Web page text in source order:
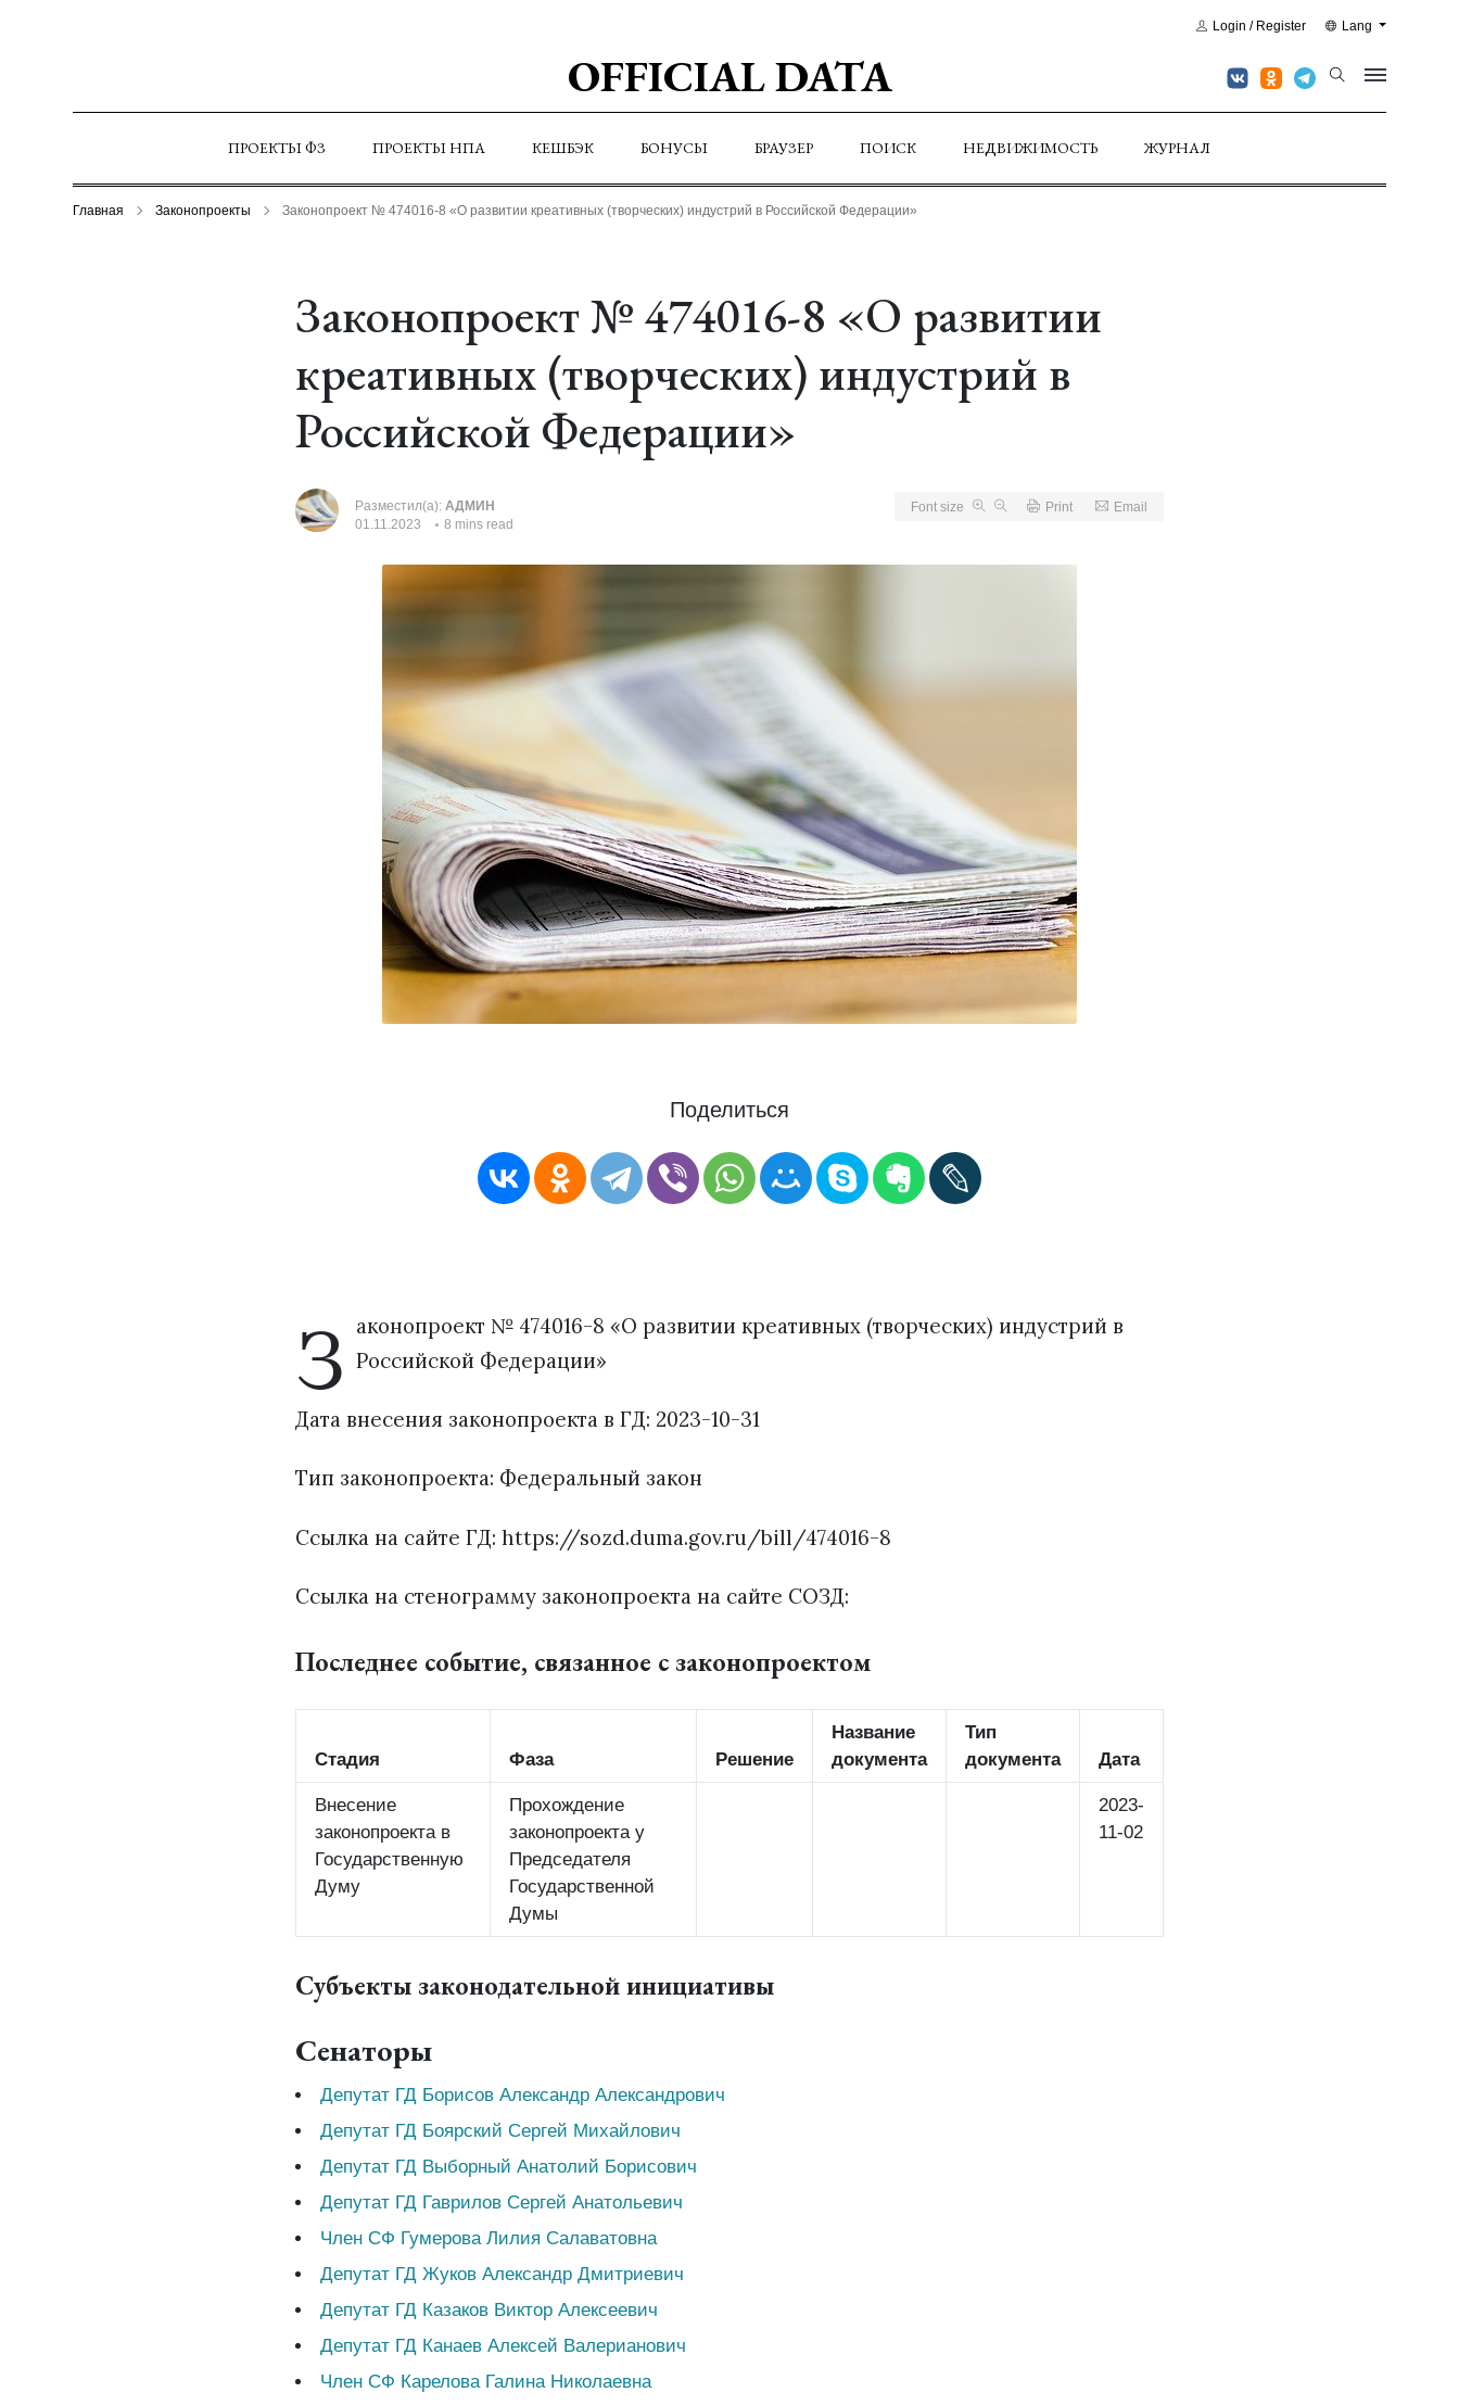
Login / Register Lang
OFFICIAL DATA
ПРОЕКТЫ ФЗ ПРОЕКТЫ НПА КЕШБЭК БОНУСЫ БРАУЗЕР ПОИСК НЕДВИЖИМОСТЬ ЖУРНАЛ
Главная Законопроекты Законопроект № 474016-8 «О развитии креативных (творческих) индустрий в Российской Федерации»
Законопроект № 474016-8 «О развитии
креативных (творческих) индустрий в
Российской Федерации»
Разместил(а): АДМИН
01.11.2023
8 mins read
Font size Print Email
Поделиться
З аконопроект № 474016-8 «О развитии креативных (творческих) индустрий в
Российской Федерации»
Дата внесения законопроекта в ГД: 2023-10-31
Тип законопроекта: Федеральный закон
Ссылка на сайте ГД: https://sozd.duma.gov.ru/bill/474016-8
Ссылка на стенограмму законопроекта на сайте СОЗД:
Последнее событие, связанное с законопроектом
Стадия Фаза Решение
Название
документа
Тип
документа
Дата
Внесение
законопроекта в
Государственную
Думу
Прохождение
законопроекта у
Председателя
Государственной
Думы
2023-
11-02
Субъекты законодательной инициативы
Сенаторы
Депутат ГД Борисов Александр Александрович
Депутат ГД Боярский Сергей Михайлович
Депутат ГД Выборный Анатолий Борисович
Депутат ГД Гаврилов Сергей Анатольевич
Член СФ Гумерова Лилия Салаватовна
Депутат ГД Жуков Александр Дмитриевич
Депутат ГД Казаков Виктор Алексеевич
Депутат ГД Канаев Алексей Валерианович
Член СФ Карелова Галина Николаевна